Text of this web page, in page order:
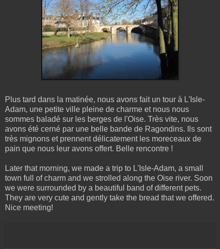
Plus tard dans la matinée, nous avons fait un tour à L'Isle-
Adam, une petite ville pleine de charme et nous nous
sommes baladé sur les berges de l'Oise. Très vite, nous
avons été cerné par une belle bande de Ragondins. Ils sont
très mignons et prennent délicatement les moreceaux de
pain que nous leur avons offert. Belle rencontre !
Later that morning, we made a trip to L'Isle-Adam, a small
town full of charm and we strolled along the Oise river. Soon
we were surrounded by a beautiful band of different pets.
They are very cute and gently take the bread that we offered.
Nice meeting!